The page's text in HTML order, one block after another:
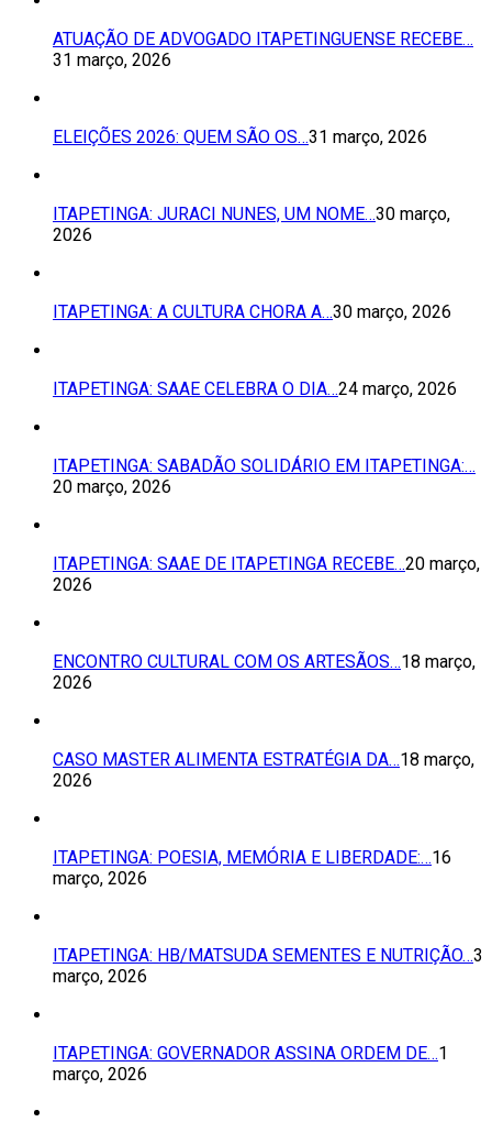
ATUAÇÃO DE ADVOGADO ITAPETINGUENSE RECEBE…
31 março, 2026
ELEIÇÕES 2026: QUEM SÃO OS…31 março, 2026
ITAPETINGA: JURACI NUNES, UM NOME…30 março,
2026
ITAPETINGA: A CULTURA CHORA A…30 março, 2026
ITAPETINGA: SAAE CELEBRA O DIA…24 março, 2026
ITAPETINGA: SABADÃO SOLIDÁRIO EM ITAPETINGA:…
20 março, 2026
ITAPETINGA: SAAE DE ITAPETINGA RECEBE…20 março,
2026
ENCONTRO CULTURAL COM OS ARTESÃOS…18 março,
2026
CASO MASTER ALIMENTA ESTRATÉGIA DA…18 março,
2026
ITAPETINGA: POESIA, MEMÓRIA E LIBERDADE:…16
março, 2026
ITAPETINGA: HB/MATSUDA SEMENTES E NUTRIÇÃO…3
março, 2026
ITAPETINGA: GOVERNADOR ASSINA ORDEM DE…1
março, 2026